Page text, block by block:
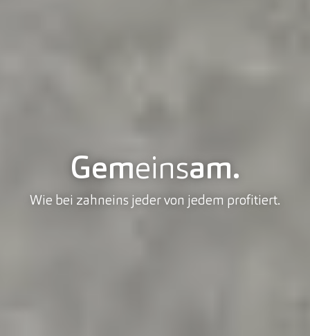
Gemeinsam.
Wie bei zahneins jeder von jedem profitiert.